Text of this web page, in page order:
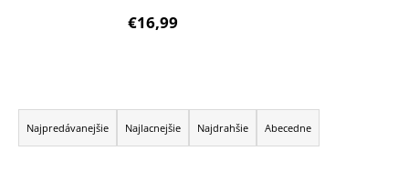
€16,99
R
a
d
Najpredávanejšie Najlacnejšie Najdrahšie Abecedne